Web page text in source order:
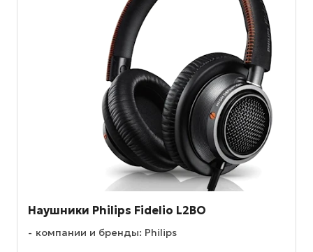
Наушники Philips Fidelio L2BO
компании и бренды: Philips